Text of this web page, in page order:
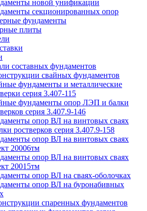
новой унификации
секционированных опор
фундаменты
плиты
составных фундаментов
свайных фундаментов
фундаменты и металлические
серия 3.407-115
фундаменты опор ЛЭП и балки
серия 3.407.9-146
опор ВЛ на винтовых сваях
ростверков серия 3.407.9-158
опор ВЛ на винтовых сваях
20006тм
опор ВЛ на винтовых сваях
20015тм
опор ВЛ на сваях-оболочках
опор ВЛ на буронабивных
спаренных фундаментов